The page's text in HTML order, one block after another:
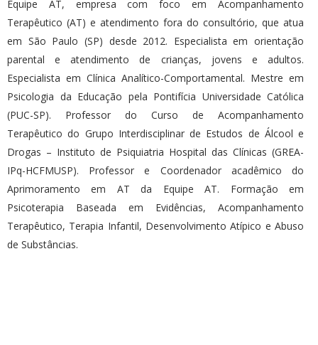
Equipe AT, empresa com foco em Acompanhamento
Terapêutico (AT) e atendimento fora do consultório, que atua
em São Paulo (SP) desde 2012. Especialista em orientação
parental e atendimento de crianças, jovens e adultos.
Especialista em Clínica Analítico-Comportamental. Mestre em
Psicologia da Educação pela Pontifícia Universidade Católica
(PUC-SP). Professor do Curso de Acompanhamento
Terapêutico do Grupo Interdisciplinar de Estudos de Álcool e
Drogas – Instituto de Psiquiatria Hospital das Clínicas (GREA-
IPq-HCFMUSP). Professor e Coordenador acadêmico do
Aprimoramento em AT da Equipe AT. Formação em
Psicoterapia Baseada em Evidências, Acompanhamento
Terapêutico, Terapia Infantil, Desenvolvimento Atípico e Abuso
de Substâncias.